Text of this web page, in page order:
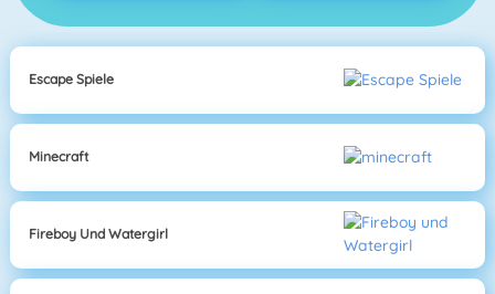
Escape Spiele
Minecraft
Fireboy Und Watergirl